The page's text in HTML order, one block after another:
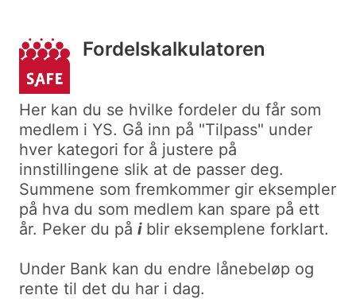
Fordelskalkulatoren
Her kan du se hvilke fordeler du får som
medlem i YS. Gå inn på "Tilpass" under
hver kategori for å justere på
innstillingene slik at de passer deg.
Summene som fremkommer gir eksempler
på hva du som medlem kan spare på ett
år. Peker du på iblir eksemplene forklart.
Under Bank kan du endre lånebeløp og
rente til det du har i dag.